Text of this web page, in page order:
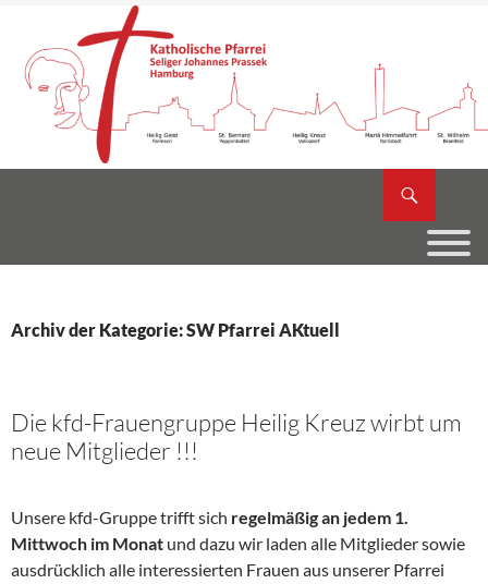
Inhalt
springen
Archiv der Kategorie: SW Pfarrei AKtuell
Die kfd-Frauengruppe Heilig Kreuz wirbt um
neue Mitglieder !!!
Unsere kfd-Gruppe trifft sich regelmäßig an jedem 1.
Mittwoch im Monat und dazu wir laden alle Mitglieder sowie
ausdrücklich alle interessierten Frauen aus unserer Pfarrei